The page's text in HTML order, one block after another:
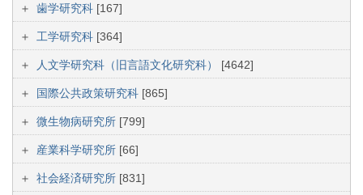
歯学研究科 [167]
工学研究科 [364]
人文学研究科（旧言語文化研究科） [4642]
国際公共政策研究科 [865]
微生物病研究所 [799]
産業科学研究所 [66]
社会経済研究所 [831]